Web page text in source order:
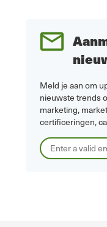
Meld je aan om
nieuwste trends
marketing,
certificeringen,